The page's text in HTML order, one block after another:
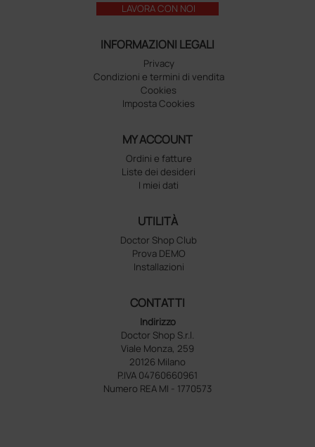
LAVORA CON NOI
INFORMAZIONI LEGALI
Privacy
Condizioni e termini di vendita
Cookies
Imposta Cookies
MY ACCOUNT
Ordini e fatture
Liste dei desideri
I miei dati
UTILITÀ
Doctor Shop Club
Prova DEMO
Installazioni
CONTATTI
Indirizzo
Doctor Shop S.r.l.
Viale Monza, 259
20126 Milano
P.IVA 04760660961
Numero REA MI - 1770573